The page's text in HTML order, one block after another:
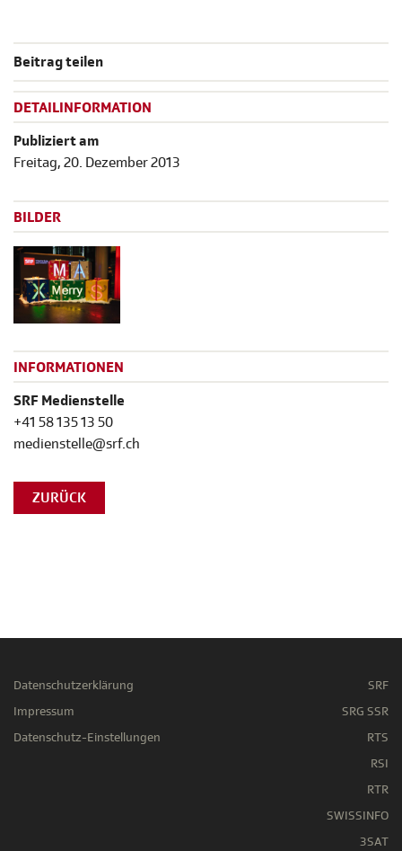
Beitrag teilen
DETAILINFORMATION
Publiziert am
Freitag, 20. Dezember 2013
BILDER
INFORMATIONEN
SRF Medienstelle
+41 58 135 13 50
medienstelle@srf.ch
ZURÜCK
Datenschutzerklärung
Impressum
Datenschutz-Einstellungen
SRF
SRG SSR
RTS
RSI
RTR
SWISSINFO
3SAT